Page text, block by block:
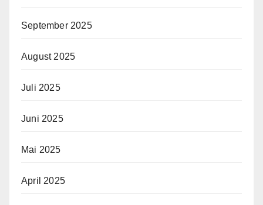
September 2025
August 2025
Juli 2025
Juni 2025
Mai 2025
April 2025